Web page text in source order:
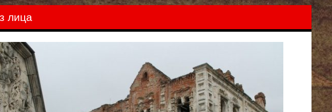
лица